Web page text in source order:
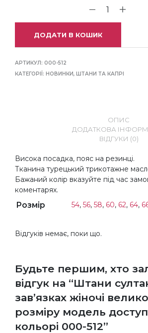
ДОДАТИ В КОШИК
АРТИКУЛ: 000-512
КАТЕГОРІЇ: НОВИНКИ, ШТАНИ ТА КАПРІ
ОПИС
ДОДАТКОВА
ВІДГУКИ (0)
Висока посадка, пояс на резинці.
Тканина турецький трикотажне
Бажаний колір вказуйте під час
коментарях.
Розмір 54, 56, 58, 60, 62, 64,
Відгуків немає, поки що.
Будьте першим, хто
відгук на “Штани
зав’язках жіночі
розміру модель
кольорі 000-512”